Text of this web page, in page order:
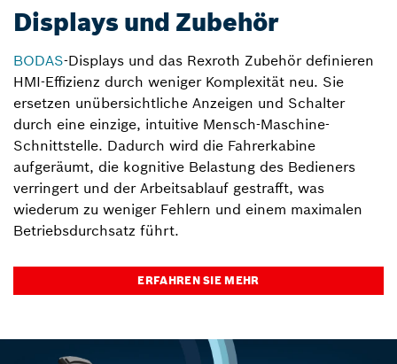
Displays und Zubehör
BODAS-Displays und das Rexroth Zubehör definieren
HMI-Effizienz durch weniger Komplexität neu. Sie
ersetzen unübersichtliche Anzeigen und Schalter
durch eine einzige, intuitive Mensch-Maschine-
Schnittstelle. Dadurch wird die Fahrerkabine
aufgeräumt, die kognitive Belastung des Bedieners
verringert und der Arbeitsablauf gestrafft, was
wiederum zu weniger Fehlern und einem maximalen
Betriebsdurchsatz führt.
ERFAHREN SIE MEHR